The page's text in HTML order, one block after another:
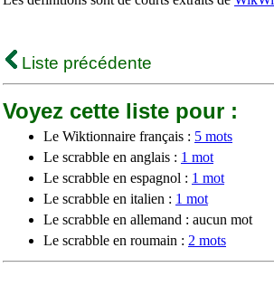
Liste précédente
Voyez cette liste pour :
Le Wiktionnaire français : 5 mots
Le scrabble en anglais : 1 mot
Le scrabble en espagnol : 1 mot
Le scrabble en italien : 1 mot
Le scrabble en allemand : aucun mot
Le scrabble en roumain : 2 mots